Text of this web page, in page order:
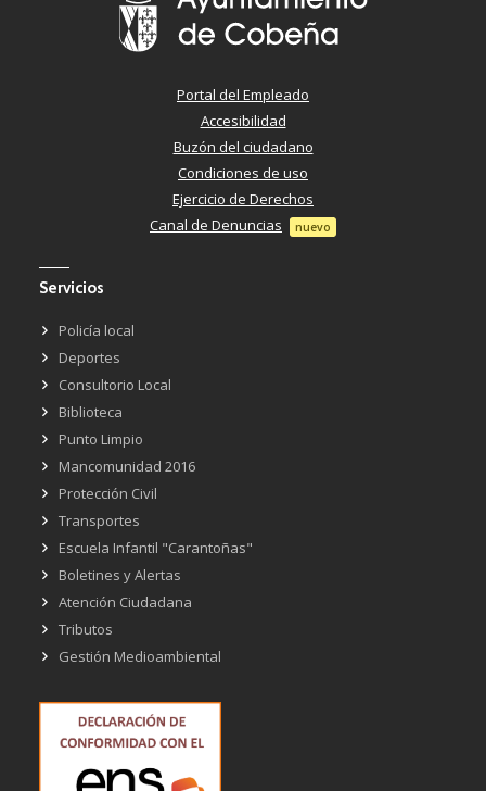
Portal del Empleado
Accesibilidad
Buzón del ciudadano
Condiciones de uso
Ejercicio de Derechos
Canal de Denuncias
nuevo
Servicios
Policía local
Deportes
Consultorio Local
Biblioteca
Punto Limpio
Mancomunidad 2016
Protección Civil
Transportes
Escuela Infantil "Carantoñas"
Boletines y Alertas
Atención Ciudadana
Tributos
Gestión Medioambiental